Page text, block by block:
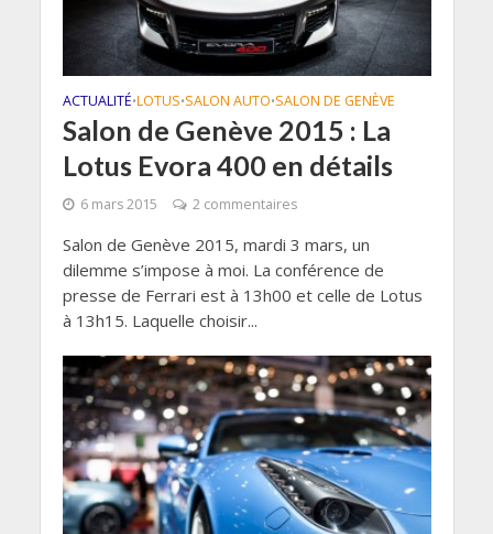
ACTUALITÉ•LOTUS•SALON AUTO•SALON DE GENÈVE
Salon de Genève 2015 : La
Lotus Evora 400 en détails
6 mars 2015 2 commentaires
Salon de Genève 2015, mardi 3 mars, un
dilemme s’impose à moi. La conférence de
presse de Ferrari est à 13h00 et celle de Lotus
à 13h15. Laquelle choisir...